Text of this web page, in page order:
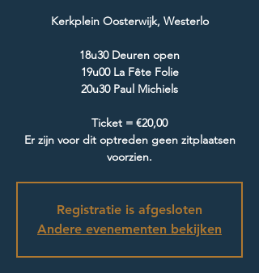
Kerkplein Oosterwijk, Westerlo
18u30 Deuren open
19u00 La Fête Folie
20u30 Paul Michiels
Ticket = €20,00
Er zijn voor dit optreden geen zitplaatsen
voorzien.
Registratie is afgesloten
Andere evenementen bekijken